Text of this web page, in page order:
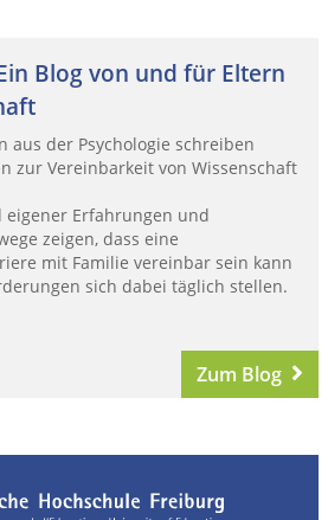
Blog von und für Eltern
aus der Psychologie schreiben
zur Vereinbarkeit von Wissenschaft
eigener Erfahrungen und
zeigen, dass eine
mit Familie vereinbar sein kann
sich dabei täglich stellen.
Zum Blog